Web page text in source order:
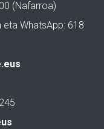
(Nafarroa)
WhatsApp: 618